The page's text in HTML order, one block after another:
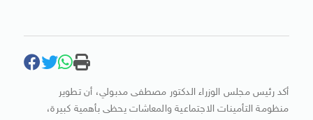
أكد رئيس مجلس الوزراء الدكتور مصطفى مدبولي، أن تطوير
منظومة التأمينات الاجتماعية والمعاشات يحظى بأهمية كبيرة،